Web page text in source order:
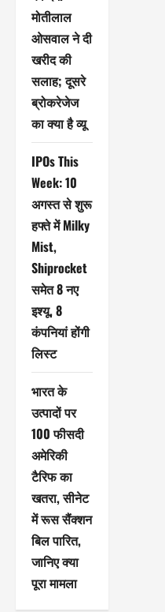
मोतीलाल
ओसवाल ने दी
खरीद की
सलाह; दूसरे
ब्रोकरेजेज
का क्या है व्यू
IPOs This
Week: 10
अगस्त से शुरू
हफ्ते में Milky
Mist,
Shiprocket
समेत 8 नए
इश्यू, 8
कंपनियां होंगी
लिस्ट
भारत के
उत्पादों पर
100 फीसदी
अमेरिकी
टैरिफ का
खतरा, सीनेट
में रूस सैंक्शन
बिल पारित,
जानिए क्या
पूरा मामला